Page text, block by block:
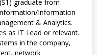
graduate from
Information
& Analytics.
as IT Lead or relevant.
in the company,
network